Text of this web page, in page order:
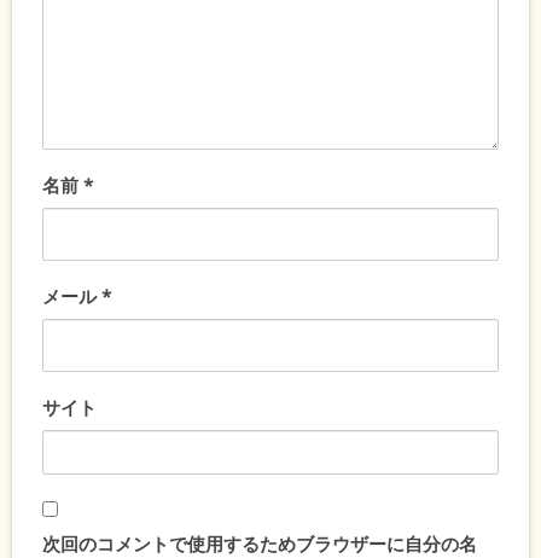
名前 *
メール*
サイト
次回のコメントで使用するためブラウザーに自分の名